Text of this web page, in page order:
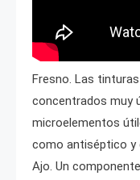
Fresno. Las
concentrados muy
microelementos
como antiséptico y
Ajo. Un